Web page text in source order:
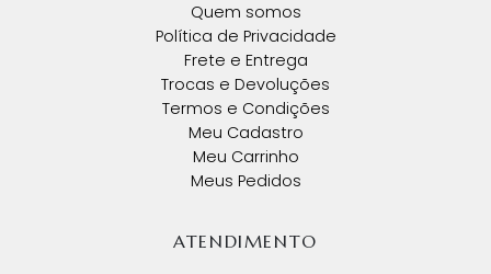
Quem somos
Política de Privacidade
Frete e Entrega
Trocas e Devoluções
Termos e Condições
Meu Cadastro
Meu Carrinho
Meus Pedidos
ATENDIMENTO